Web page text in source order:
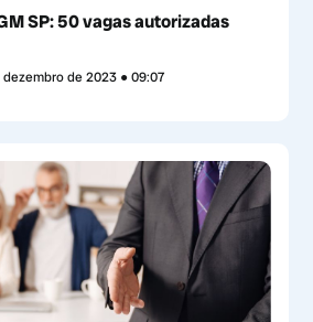
SP: 50 vagas autorizadas
dezembro de 2023 09:07